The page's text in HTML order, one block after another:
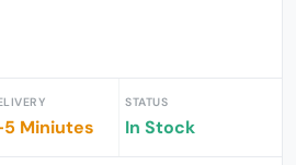
5 Miniutes
STATUS
In Stock